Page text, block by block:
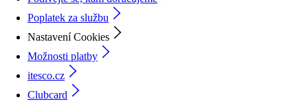
Poplatek za službu
Nastavení Cookies
Možnosti platby
itesco.cz
Clubcard